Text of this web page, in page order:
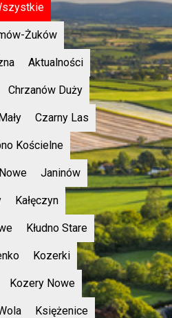
Żuków
Aktualności
Chrzanów Duży
Czarny Las
Kościelne
Janinów
Kałęczyn
Kłudno Stare
Kozerki
Kozery Nowe
Księżenice